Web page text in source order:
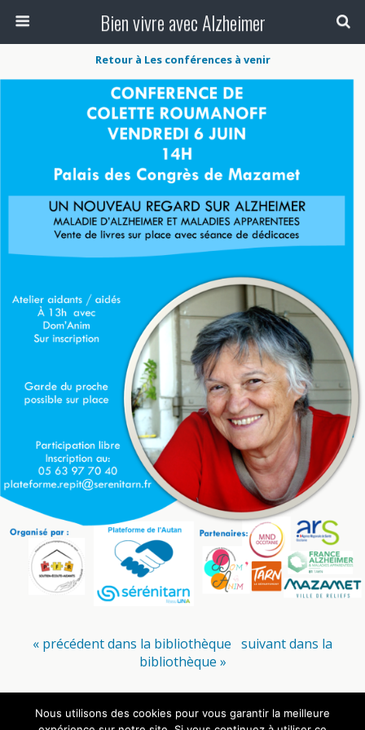
Bien vivre avec Alzheimer
Retour à Les conférences à venir
« précédent dans la bibliothèque suivant dans la
bibliothèque »
Retour au début
Nous utilisons des cookies pour vous garantir la meilleure